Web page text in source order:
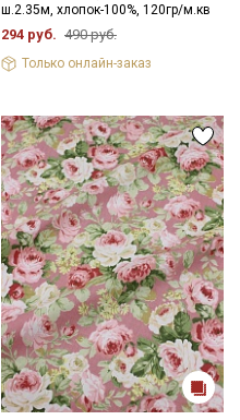
ш.2.35м, хлопок-100%, 120гр/м.кв
294 руб. 490 руб.
Только онлайн-заказ